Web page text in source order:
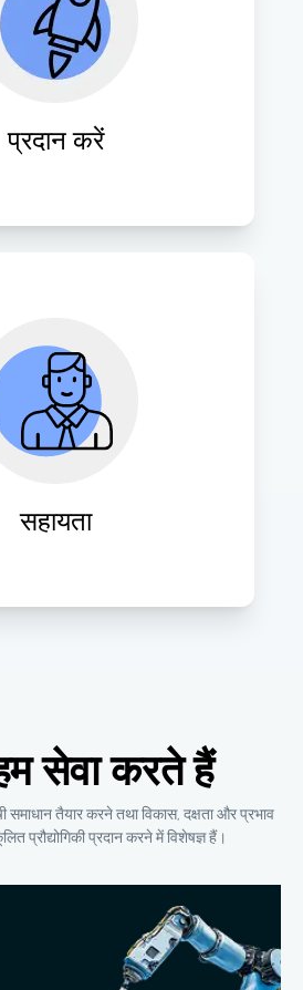
प्रदान करें
को सटीकता और समयबद्धता के
रूप से क्रियान्वित करें, जिससे
और संतुष्टि अधिकतम हो।
सहायता
को अनुकूलित करने के लिए
और विशेषज्ञता प्रदान करना,
सफलता और लचीलापन
सुनिश्चित हो सके।
सेवा करते हैं
समाधान तैयार करने तथा विकास, दक्षता और प्रभाव
प्रौद्योगिकी प्रदान करने में विशेषज्ञ हैं।